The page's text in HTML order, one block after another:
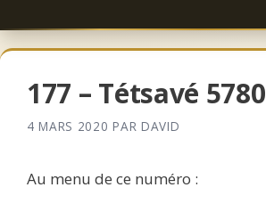
177 – Tétsavé 5780
4 MARS 2020 PAR DAVID
Au menu de ce numéro :